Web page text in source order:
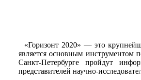
«Горизонт 2020» — это
является основным инструментом
Санкт-Петербурге пройдут
представителей научно-